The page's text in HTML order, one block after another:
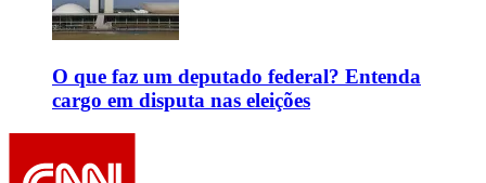
O que faz um deputado federal? Entenda
cargo em disputa nas eleições